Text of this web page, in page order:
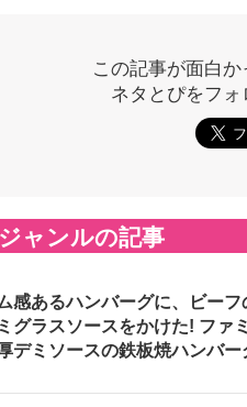
この記事が面白か
ネタとぴをフォ
ャンルの記事
感あるハンバーグに、ビー
グラスソースをかけた! ファ
デミソースの鉄板焼ハンバー